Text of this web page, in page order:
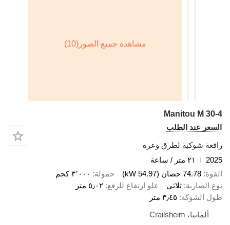
Manitou M 30-4
السعر عند الطلب
رافعة شوكية لطرق وعرة
2025
٢١ متر / ساعة
القوة 74.78 حصان (54.97 kW) حمولة
٣٬٠٠٠ كجم
نوع الصارية ثلاثي علو ارتفاع للرفع ٥٫٠٢ متر
طول الشوكة ٣٫٤٥ متر
ألمانيا، Crailsheim